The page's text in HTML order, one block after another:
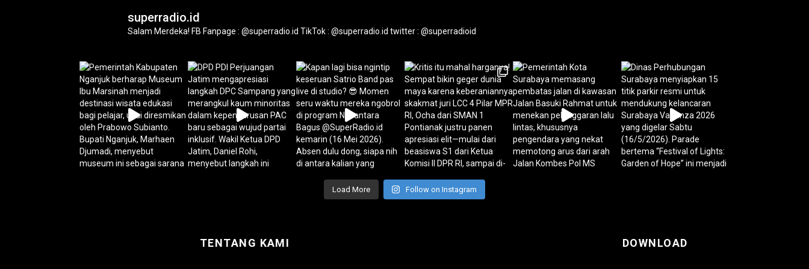
superradio.id
Salam Merdeka! FB Fanpage : @superradio.id TikTok : @superradio.id twitter : @superradioid
Load More Follow on Instagram
TENTANG KAMI DOWNLOAD